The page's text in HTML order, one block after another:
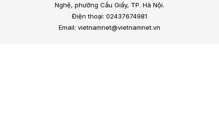
Nghệ, phường Cầu Giấy, TP. Hà Nội.
Điện thoại: 02437674981
Email: vietnamnet@vietnamnet.vn